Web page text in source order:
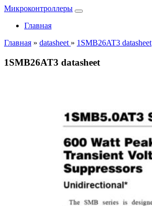
Микроконтроллеры
Главная
Главная » datasheet » 1SMB26AT3 datasheet
1SMB26AT3 datasheet